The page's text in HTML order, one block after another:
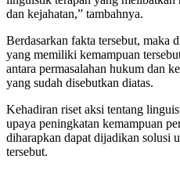
dan kejahatan,” tambahnya.
Berdasarkan fakta tersebut, maka
yang memiliki kemampuan
antara permasalahan hukum dan
yang sudah disebutkan diatas.
Kehadiran riset aksi tentang
upaya peningkatan kemampuan
diharapkan dapat dijadikan solusi
tersebut.